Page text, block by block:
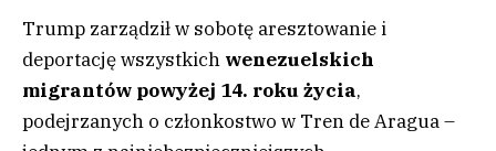
Trump zarządził w sobotę aresztowanie i
deportację wszystkich wenezuelskich
migrantów powyżej 14. roku życia,
podejrzanych o członkostwo w Tren de Aragua –